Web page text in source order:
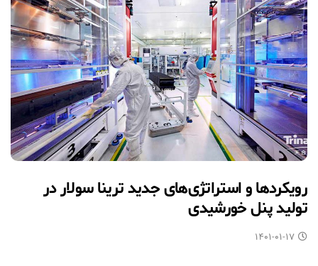
رویکردها و استراتژی‌های جدید ترینا سولار در
تولید پنل خورشیدی
۱۴۰۱-۰۱-۱۷